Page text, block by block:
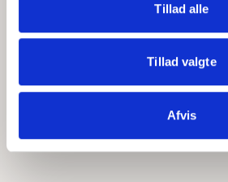
Tillad alle
Tillad valgte
Afvis